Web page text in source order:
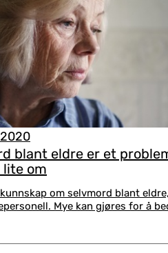
blant eldre er et
lite om
om selvmord blant
Mye kan gjøres for å